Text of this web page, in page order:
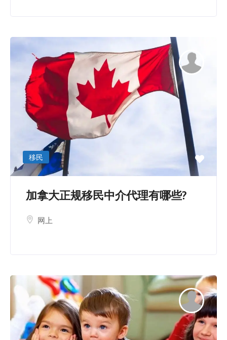
移民
加拿大正规移民中介代理有哪些?
网上